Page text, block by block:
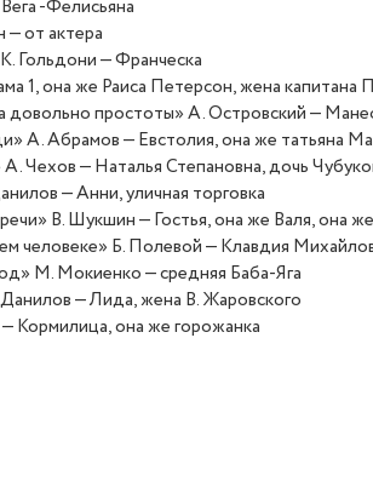
-Фелисьяна
от актера
Гольдони — Франческа
1, она же Раиса Петерсон, жена капитана
довольно простоты» А. Островский —
А. Абрамов — Евстолия, она же татьяна
Чехов — Наталья Степановна, дочь
— Анни, уличная торговка
В. Шукшин — Гостья, она же Валя, она
человеке» Б. Полевой — Клавдия
М. Мокиенко — средняя Баба-Яга
— Лида, жена В. Жаровского
Кормилица, она же горожанка